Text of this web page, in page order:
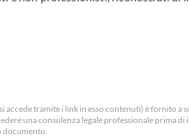
accede tramite i link in esso contenuti) è fornito a
una consulenza legale professionale prima